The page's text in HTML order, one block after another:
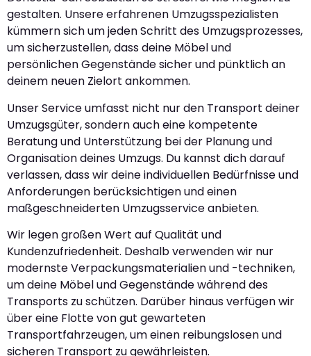
gestalten. Unsere erfahrenen Umzugsspezialisten
kümmern sich um jeden Schritt des Umzugsprozesses,
um sicherzustellen, dass deine Möbel und
persönlichen Gegenstände sicher und pünktlich an
deinem neuen Zielort ankommen.
Unser Service umfasst nicht nur den Transport deiner
Umzugsgüter, sondern auch eine kompetente
Beratung und Unterstützung bei der Planung und
Organisation deines Umzugs. Du kannst dich darauf
verlassen, dass wir deine individuellen Bedürfnisse und
Anforderungen berücksichtigen und einen
maßgeschneiderten Umzugsservice anbieten.
Wir legen großen Wert auf Qualität und
Kundenzufriedenheit. Deshalb verwenden wir nur
modernste Verpackungsmaterialien und -techniken,
um deine Möbel und Gegenstände während des
Transports zu schützen. Darüber hinaus verfügen wir
über eine Flotte von gut gewarteten
Transportfahrzeugen, um einen reibungslosen und
sicheren Transport zu gewährleisten.